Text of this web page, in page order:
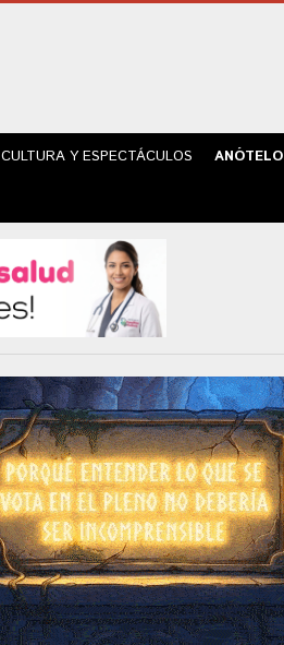
CULTURA Y ESPECTÁCULOS ANÓTELO